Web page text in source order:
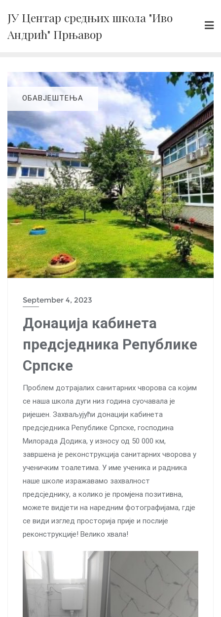
content
ЈУ Центар средњих школа "Иво
Андрић" Прњавор
ОБАВЈЕШТЕЊА
September 4, 2023
Донација кабинета
предсједника Републике
Српске
Проблем дотрајалих санитарних чворова са којим
се наша школа дуги низ година суочавала је
ријешен. Захваљујући донацији кабинета
предсједника Републике Српске, господина
Милорада Додика, у износу од 50 000 км,
завршена је реконструкција санитарних чворова у
ученичким тоалетима. У име ученика и радника
наше школе изражавамо захвалност
предсједнику, а колико је промјена позитивна,
можете видјети на наредним фотографијама, гдје
се види изглед просторија прије и послије
реконструкције! Велико хвала!